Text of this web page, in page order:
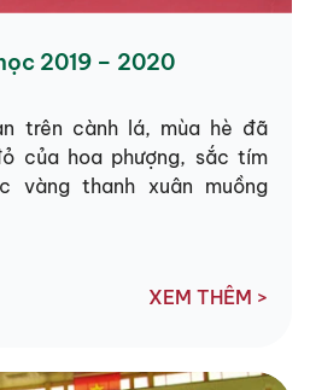
2019 – 2020
trên cành lá, mùa hè đã
của hoa phượng, sắc tím
vàng thanh xuân muồng
XEM THÊM >